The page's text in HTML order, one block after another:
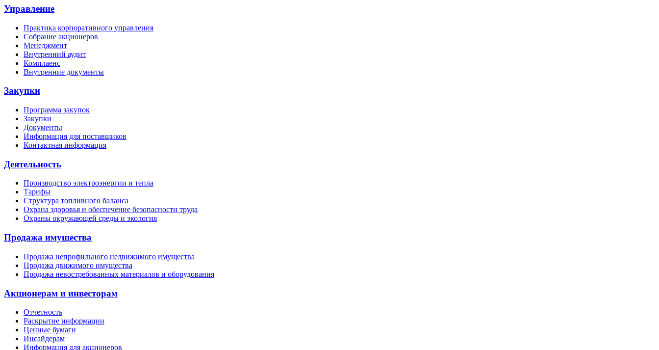
Управление
Практика корпоративного управления
Собрание акционеров
Менеджмент
Внутренний аудит
Комплаенс
Внутренние документы
Закупки
Программа закупок
Закупки
Документы
Информация для поставщиков
Контактная информация
Деятельность
Производство электроэнергии и тепла
Тарифы
Структура топливного баланса
Охрана здоровья и обеспечение безопасности труда
Охраны окружающей среды и экология
Продажа имущества
Продажа непрофильного недвижимого имущества
Продажа движимого имущества
Продажа невостребованных материалов и оборудования
Акционерам и инвесторам
Отчетность
Раскрытие информации
Ценные бумаги
Инсайдерам
Информация для акционеров